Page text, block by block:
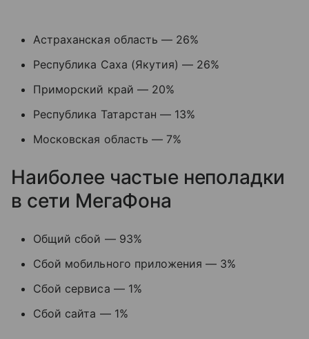
Астраханская область — 26%
Республика Саха (Якутия) — 26%
Приморский край — 20%
Республика Татарстан — 13%
Московская область — 7%
Наиболее частые неполадки
в сети МегаФона
Общий сбой — 93%
Сбой мобильного приложения — 3%
Сбой сервиса — 1%
Сбой сайта — 1%